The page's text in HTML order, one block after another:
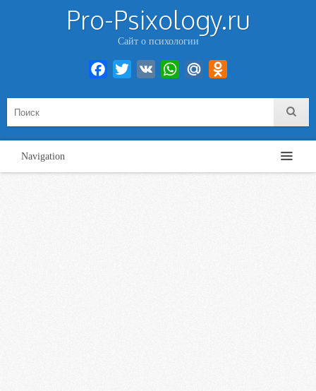
Pro-Psixology.ru
Сайт о психологии
Facebook
Twitter VK WhatsAppMail.Ru
Navigation